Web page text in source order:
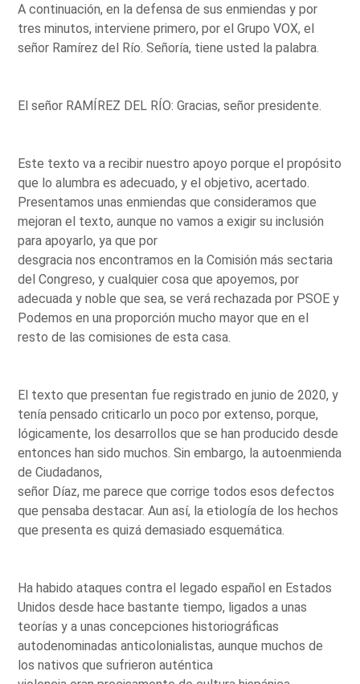
A continuación, en la defensa de sus enmiendas y por
tres minutos, interviene primero, por el Grupo VOX, el
señor Ramírez del Río. Señoría, tiene usted la palabra.
El señor RAMÍREZ DEL RÍO: Gracias, señor presidente.
Este texto va a recibir nuestro apoyo porque el propósito
que lo alumbra es adecuado, y el objetivo, acertado.
Presentamos unas enmiendas que consideramos que
mejoran el texto, aunque no vamos a exigir su inclusión
para apoyarlo, ya que por
desgracia nos encontramos en la Comisión más sectaria
del Congreso, y cualquier cosa que apoyemos, por
adecuada y noble que sea, se verá rechazada por PSOE y
Podemos en una proporción mucho mayor que en el
resto de las comisiones de esta casa.
El texto que presentan fue registrado en junio de 2020, y
tenía pensado criticarlo un poco por extenso, porque,
lógicamente, los desarrollos que se han producido desde
entonces han sido muchos. Sin embargo, la autoenmienda
de Ciudadanos,
señor Díaz, me parece que corrige todos esos defectos
que pensaba destacar. Aun así, la etiología de los hechos
que presenta es quizá demasiado esquemática.
Ha habido ataques contra el legado español en Estados
Unidos desde hace bastante tiempo, ligados a unas
teorías y a unas concepciones historiográficas
autodenominadas anticolonialistas, aunque muchos de
los nativos que sufrieron auténtica